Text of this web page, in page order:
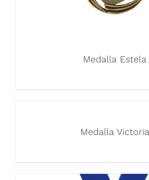
Medalla Estela
Medalla Victoria